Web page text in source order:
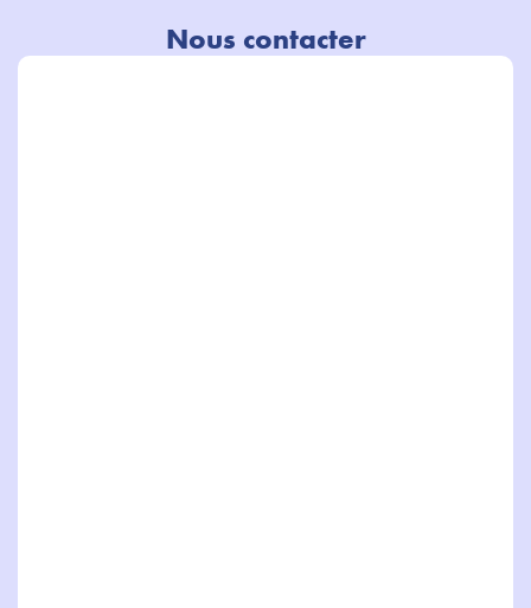
Nous contacter